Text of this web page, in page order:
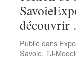
Publié dans
Savoie, TJ-